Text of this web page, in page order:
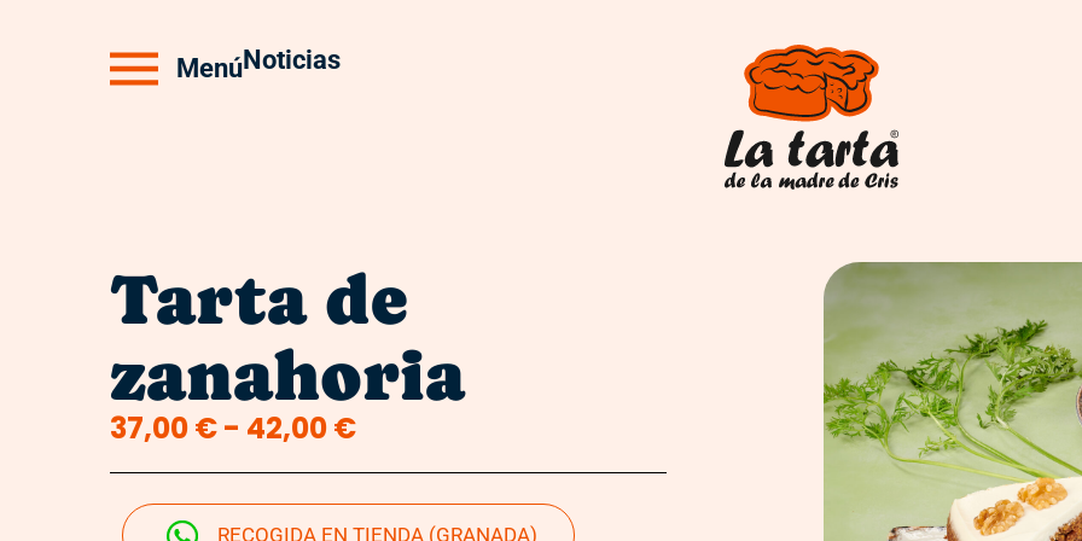
MenúNoticias
Tarta de
zanahoria
37,00€- 42,00€
RECOGIDA EN TIENDA (GRANADA)